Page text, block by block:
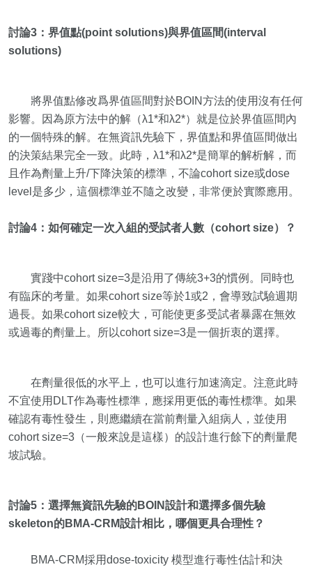
討論3：界值點(point solutions)與界值區間(interval
solutions)
將界值點修改爲界值區間對於BOIN方法的使用沒有任何
影響。因為原方法中的解（λ1*和λ2*）就是位於界值區間內
的一個特殊的解。在無資訊先驗下，界值點和界值區間做出
的決策結果完全一致。此時，λ1*和λ2*是簡單的解析解，而
且作為劑量上升/下降決策的標準，不論cohort size或dose
level是多少，這個標準並不隨之改變，非常便於實際應用。
討論4：如何確定一次入組的受試者人數（cohort size）？
實踐中cohort size=3是沿用了傳統3+3的慣例。同時也
有臨床的考量。如果cohort size等於1或2，會導致試驗週期
過長。如果cohort size較大，可能使更多受試者暴露在無效
或過毒的劑量上。所以cohort size=3是一個折衷的選擇。
在劑量很低的水平上，也可以進行加速滴定。注意此時
不宜使用DLT作為毒性標準，應採用更低的毒性標準。如果
確認有毒性發生，則應繼續在當前劑量入組病人，並使用
cohort size=3（一般來說是這樣）的設計進行餘下的劑量爬
坡試驗。
討論5：選擇無資訊先驗的BOIN設計和選擇多個先驗
skeleton的BMA-CRM設計相比，哪個更具合理性？
BMA-CRM採用dose-toxicity 模型進行毒性估計和決